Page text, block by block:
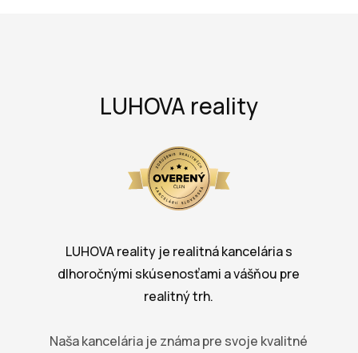
LUHOVA reality
LUHOVA reality je realitná kancelária s
dlhoročnými skúsenosťami a vášňou pre
realitný trh.
Naša kancelária je známa pre svoje kvalitné